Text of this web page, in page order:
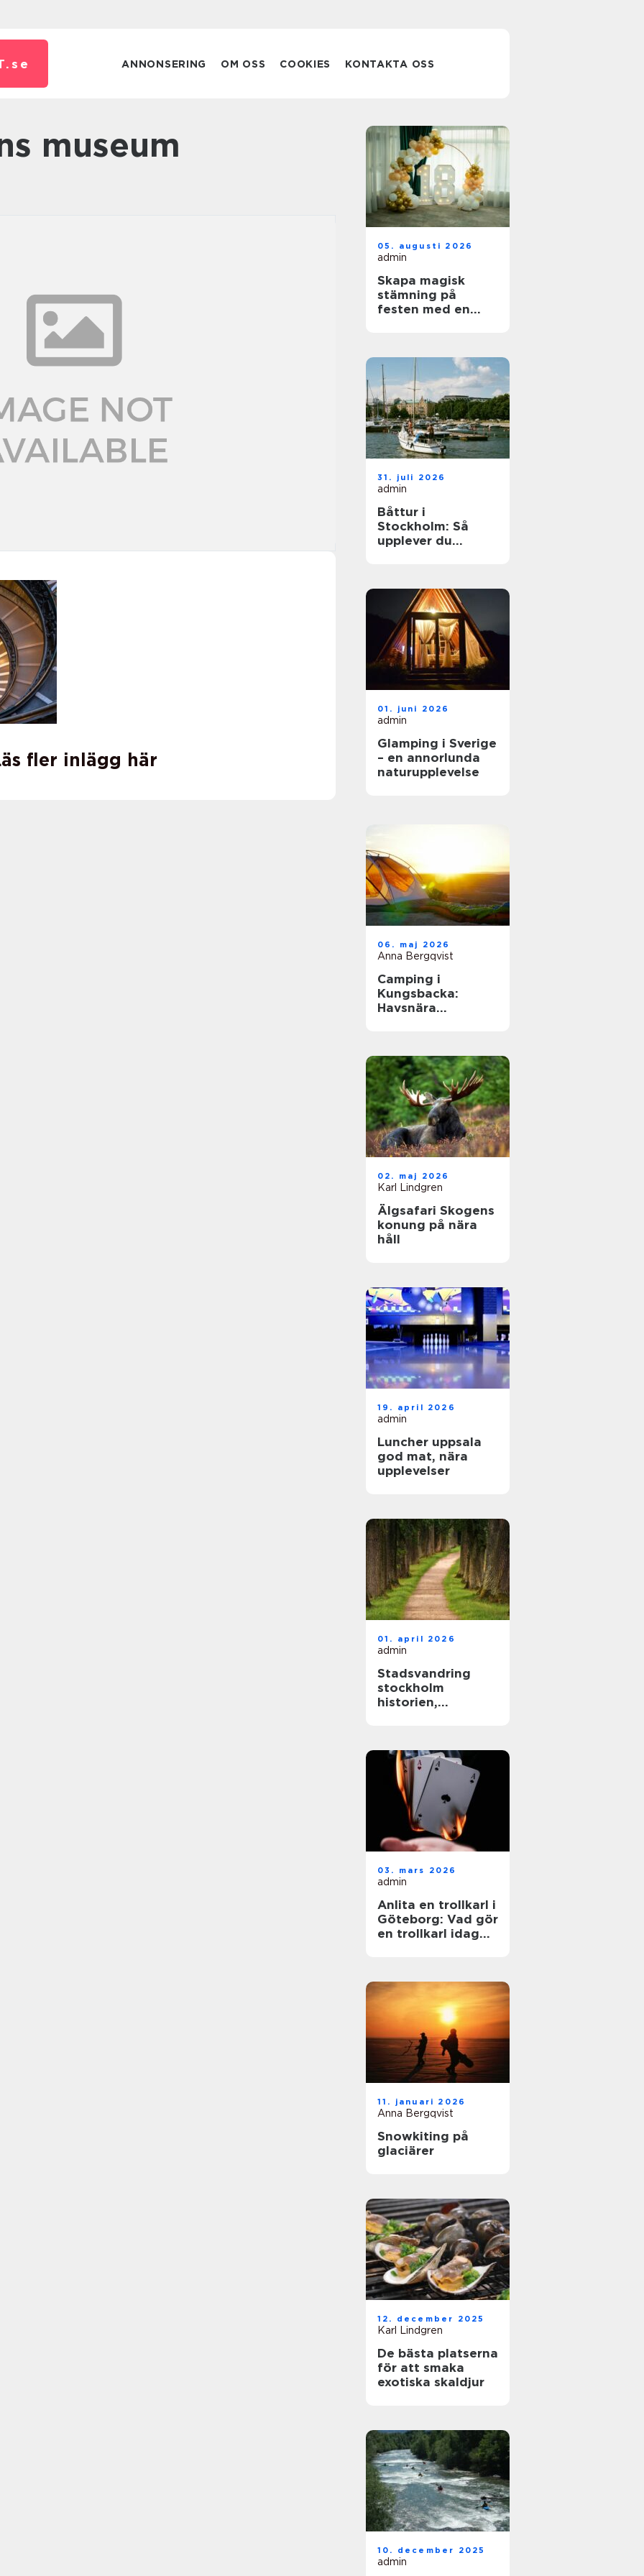
se ANNONSERING OM OSS COOKIES KONTAKTA OSS
museum
fler inlägg här
05. augusti 2026
admin
Skapa magisk
stämning på
festen med en
31. juli 2026
admin
Båttur i
Stockholm: Så
upplever du
01. juni 2026
admin
Glamping i Sverige
– en annorlunda
naturupplevelse
06. maj 2026
Anna Bergqvist
Camping i
Kungsbacka:
Havsnära
02. maj 2026
Karl Lindgren
Älgsafari Skogens
konung på nära
håll
19. april 2026
admin
Luncher uppsala
god mat, nära
upplevelser
01. april 2026
admin
Stadsvandring
stockholm
historien,
03. mars 2026
admin
Anlita en trollkarl i
Göteborg: Vad gör
en trollkarl idag
11. januari 2026
Anna Bergqvist
Snowkiting på
glaciärer
12. december 2025
Karl Lindgren
De bästa platserna
för att smaka
exotiska skaldjur
10. december 2025
admin